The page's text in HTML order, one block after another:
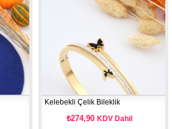
Kelebekli Çelik Bileklik
₺274,90KDV Dahil